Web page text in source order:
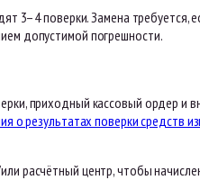
3–4 поверки. Замена требуется,
допустимой погрешности.
приходный кассовый ордер и
о результатах поверки средств
расчётный центр, чтобы